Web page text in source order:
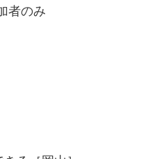
者のみ